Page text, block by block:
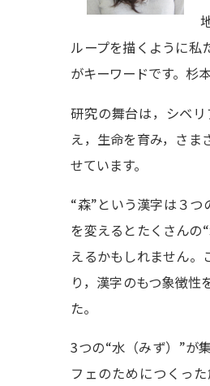
ループを描くように私
がキーワードです。杉
研究の舞台は，シベ
え，生命を育み，さま
せています。
“森”という漢字は３つ
を変えるとたくさんの
えるかもしれません。
り，漢字のもつ象徴性
た。
3つの“水（みず）”が
フェのためにつくっ